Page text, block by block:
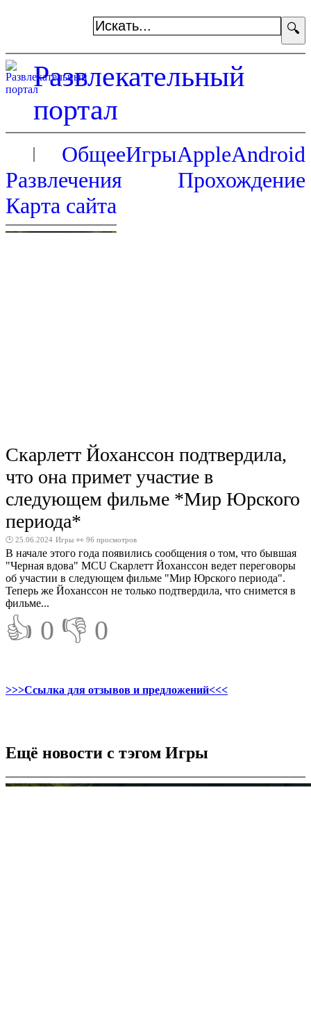
🔍
Развлекательный
портал
ОбщееИгрыAppleAndroid
Развлечения
Прохождение
Карта сайта
Скарлетт Йоханссон подтвердила,
что она примет участие в
следующем фильме *Мир Юрского
периода*
🕑 25.06.2024 Игры 👀 96 просмотров
В начале этого года появились сообщения о том, что бывшая
"Черная вдова" MCU Скарлетт Йоханссон ведет переговоры
об участии в следующем фильме "Мир Юрского периода".
Теперь же Йоханссон не только подтвердила, что снимется в
фильме...
👍 0 👎 0
>>>Ссылка для отзывов и предложений<<<
Ещё новости с тэгом Игры